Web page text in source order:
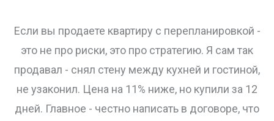
Если вы продаете квартиру с перепланировкой -
это не про риски, это про стратегию. Я сам так
продавал - снял стену между кухней и гостиной,
не узаконил. Цена на 11% ниже, но купили за 12
дней. Главное - честно написать в договоре, что